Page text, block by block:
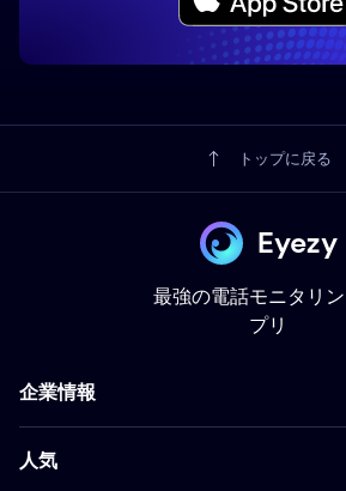
トップに戻る
Eyezy
最強の電話モニタリ
プリ
企業情報
人気